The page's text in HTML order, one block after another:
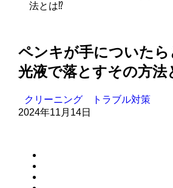
法とは⁉
ペンキが手についた
光液で落とすその方法
クリーニング トラブル対策
2024年11月14日